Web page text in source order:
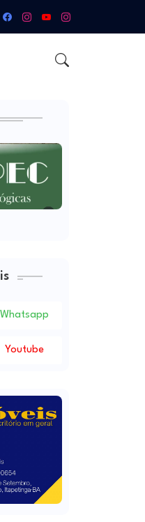
Whatsapp
Youtube